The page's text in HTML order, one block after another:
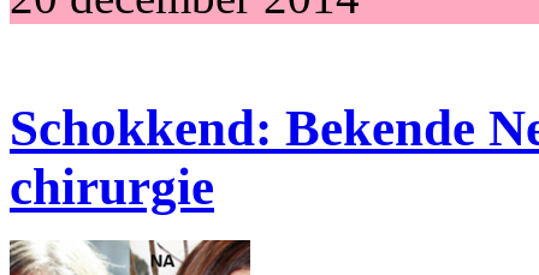
Schokkend: Bekende
chirurgie